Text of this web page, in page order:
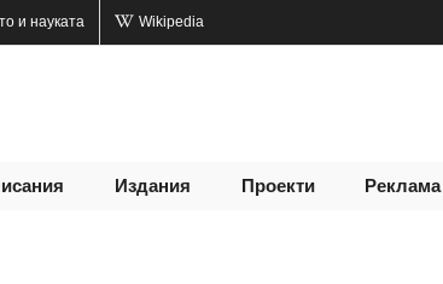
и науката Wikipedia
Издания Проекти Реклама